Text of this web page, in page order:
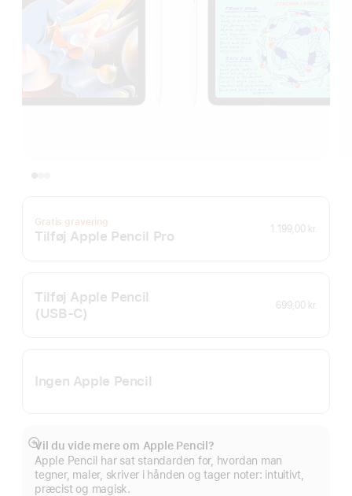
Gratis gravering
Tilføj Apple Pencil Pro 1.199,00 kr.
Tilføj Apple Pencil
(USB‑C)
699,00 kr.
Ingen Apple Pencil
Vil du vide mere om Apple Pencil?
Apple Pencil har sat standarden for, hvordan man
tegner, maler, skriver i hånden og tager noter: intuitivt,
præcist og magisk.
Vis
mere